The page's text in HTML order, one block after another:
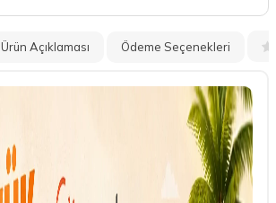
Ürün Açıklaması Ödeme Seçenekleri